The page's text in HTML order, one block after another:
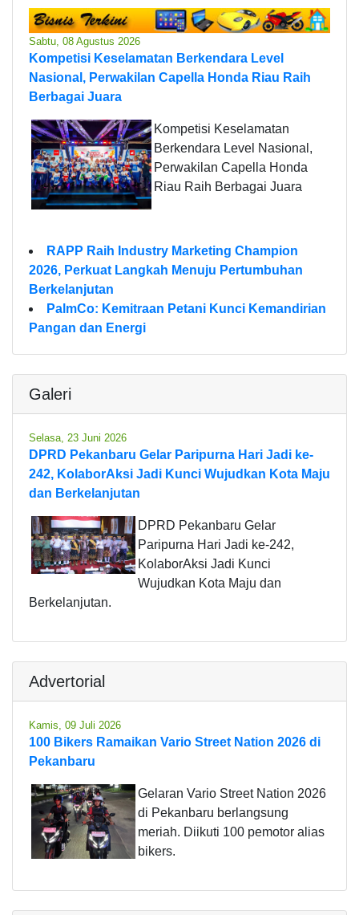
Sabtu, 08 Agustus 2026
Kompetisi Keselamatan Berkendara Level
Nasional, Perwakilan Capella Honda Riau Raih
Berbagai Juara
Kompetisi Keselamatan
Berkendara Level Nasional,
Perwakilan Capella Honda
Riau Raih Berbagai Juara
RAPP Raih Industry Marketing Champion
2026, Perkuat Langkah Menuju Pertumbuhan
Berkelanjutan
PalmCo: Kemitraan Petani Kunci Kemandirian
Pangan dan Energi
Galeri
Selasa, 23 Juni 2026
DPRD Pekanbaru Gelar Paripurna Hari Jadi ke-
242, KolaborAksi Jadi Kunci Wujudkan Kota Maju
dan Berkelanjutan
DPRD Pekanbaru Gelar
Paripurna Hari Jadi ke-242,
KolaborAksi Jadi Kunci
Wujudkan Kota Maju dan
Berkelanjutan.
Advertorial
Kamis, 09 Juli 2026
100 Bikers Ramaikan Vario Street Nation 2026 di
Pekanbaru
Gelaran Vario Street Nation 2026
di Pekanbaru berlangsung
meriah. Diikuti 100 pemotor alias
bikers.